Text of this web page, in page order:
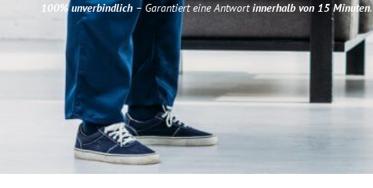
100% unverbindlich– Garantiert eine Antwortinnerhalb von 15 Minuten.